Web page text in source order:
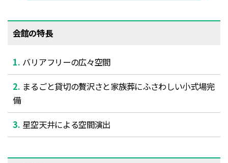
会館の特長
バリアフリーの広々空間
まるごと貸切の贅沢さと家族葬にふさわしい小式場完
備
星空天井による空間演出